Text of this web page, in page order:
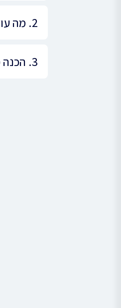
2. מה עוד צריך? רענון, סיווג ורישום למקצועות
3. הכנה מקצועית בקמפוס